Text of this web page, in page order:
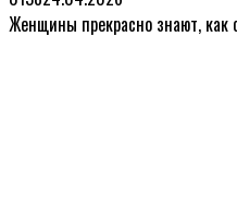
Женщины прекрасно знают, как